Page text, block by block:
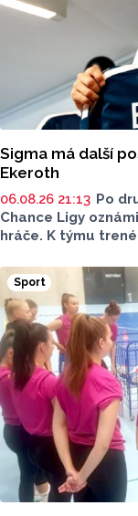
Sigma má další
Ekeroth
06.08.26 21:13 Po
Chance Ligy
hráče. K týmu
z norského
o tom, na jak
neinformovala.
Sport